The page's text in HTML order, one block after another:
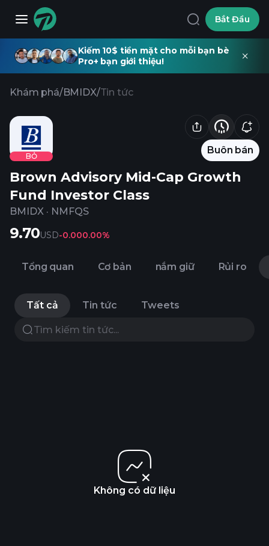
Bắt Đầu
Kiếm 10$ tiền mặt cho mỗi bạn bè
Pro+ bạn giới thiệu!
Khám phá/BMIDX/Tin tức
BỎ
Buôn bán
Brown Advisory Mid-Cap Growth
Fund Investor Class
BMIDX · NMFQS
9.70USD-0.000.00%
Tổng quan Cơ bản nắm giữ Rủi ro
Tất cả Tin tức Tweets
Không có dữ liệu